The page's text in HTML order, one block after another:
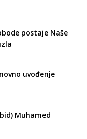
postaje Naše
uvođenje
Muhamed